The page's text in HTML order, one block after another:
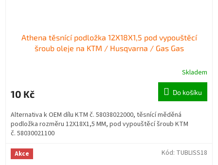
Athena těsnící podložka 12X18X1,5 pod vypouštěcí
šroub oleje na KTM / Husqvarna / Gas Gas
Skladem
10 Kč Do košíku
Alternativa k OEM dílu KTM č. 58038022000, těsnící měděná
podložka rozměru 12X18X1,5 MM, pod vypouštěcí šroub KTM
č. 58030021100
Akce Kód: TUBLISS18